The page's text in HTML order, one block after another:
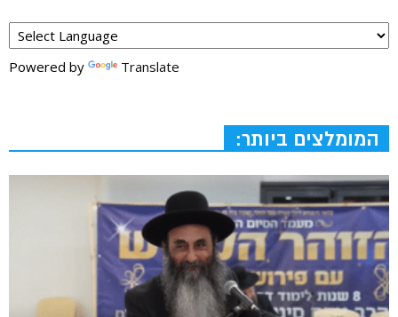
Powered by Translate
המומלצים ביותר: